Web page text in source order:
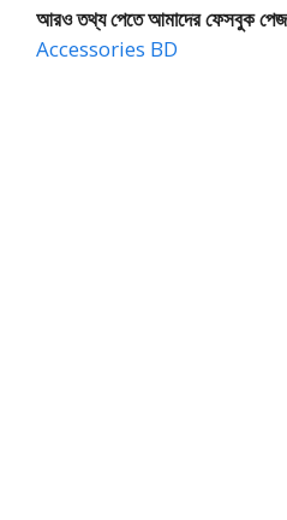
আরও তথ্য পেতে আমাদের ফেসবুক
Accessories BD